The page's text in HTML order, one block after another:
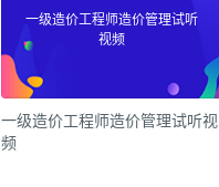
一级造价工程师造价管理试听
视频
一级造价工程师造价管理试听视
频